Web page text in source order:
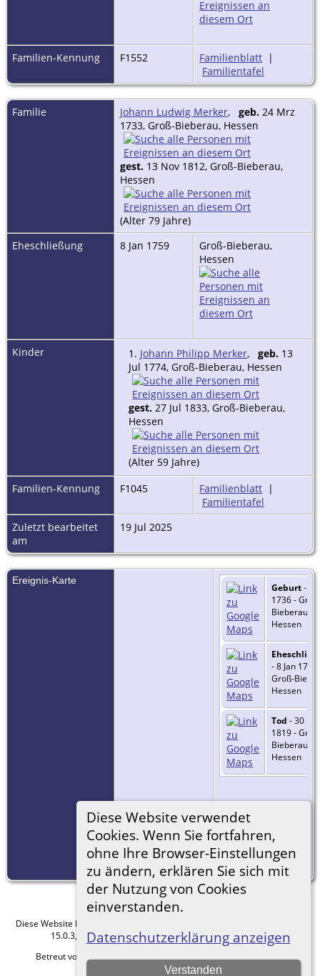
Diese Website verwendet
Cookies. Wenn Sie fortfahren,
ohne Ihre Browser-Einstellungen
zu ändern, erklären Sie sich mit
der Nutzung von Cookies
einverstanden.
Datenschutzerklärung anzeigen
Verstanden
Familien-Kennung F1552 Familienblatt |
Familientafel
Familie Johann Ludwig Merker, geb. 24 Mrz
1733, Groß-Bieberau, Hessen
gest. 13 Nov 1812, Groß-Bieberau,
Hessen
(Alter 79 Jahre)
Eheschließung
8 Jan 1759
Groß-Bieberau,
Hessen
Kinder 1. Johann Philipp Merker, geb. 13
Jul 1774, Groß-Bieberau, Hessen
gest. 27 Jul 1833, Groß-Bieberau,
Hessen
(Alter 59 Jahre)
Familien-Kennung
F1045 Familienblatt |
Familientafel
Zuletzt bearbeitet
am
19 Jul 2025
Ereignis-Karte
Geburt- 4
1736 -
Bieberau,
Hessen
- 8 Jan 1759
Groß-
Hessen
Tod - 30
1819 -
Bieberau,
Hessen
=Link zu Google
Earth
Diese Website läuft mit
15.0.3, programmiert von Darrin Lythgoe © 2001-2026.
Betreut von